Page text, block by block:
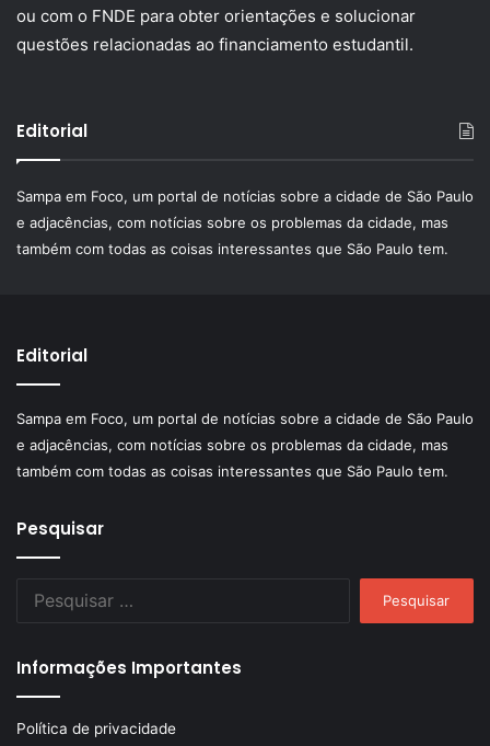
ou com o FNDE para obter orientações e solucionar
questões relacionadas ao financiamento estudantil.
Editorial
Sampa em Foco, um portal de notícias sobre a cidade de São Paulo
e adjacências, com notícias sobre os problemas da cidade, mas
também com todas as coisas interessantes que São Paulo tem.
Editorial
Sampa em Foco, um portal de notícias sobre a cidade de São Paulo
e adjacências, com notícias sobre os problemas da cidade, mas
também com todas as coisas interessantes que São Paulo tem.
Pesquisar
Informações Importantes
Política de privacidade